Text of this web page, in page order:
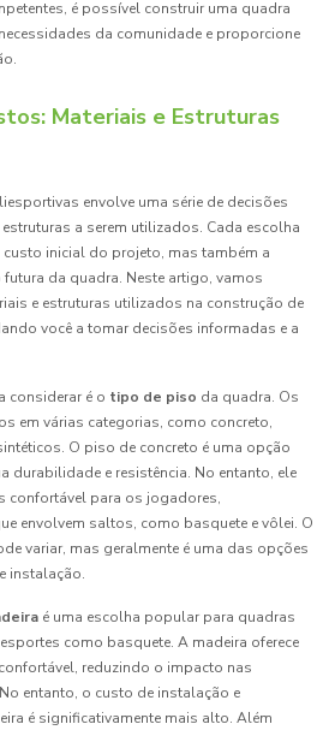
é possível construir uma quadra
da comunidade e proporcione
Materiais e Estruturas
envolve uma série de decisões
a serem utilizados. Cada escolha
inicial do projeto, mas também a
da quadra. Neste artigo, vamos
e estruturas utilizados na construção de
você a tomar decisões informadas e a
considerar é o tipo de piso da quadra. Os
em várias categorias, como concreto,
O piso de concreto é uma opção
durabilidade e resistência. No entanto, ele
confortável para os jogadores,
envolvem saltos, como basquete e vôlei. O
variar, mas geralmente é uma das opções
instalação.
é uma escolha popular para quadras
como basquete. A madeira oferece
reduzindo o impacto nas
entanto, o custo de instalação e
é significativamente mais alto. Além